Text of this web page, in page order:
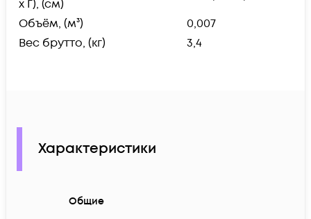
х Г), (см)
Объём, (м³)
0,007
Вес брутто, (кг)
3,4
Характеристики
Общие